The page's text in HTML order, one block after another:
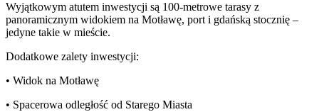
Wyjątkowym atutem inwestycji są 100-metrowe tarasy z
panoramicznym widokiem na Motławę, port i gdańską stocznię –
jedyne takie w mieście.
Dodatkowe zalety inwestycji:
• Widok na Motławę
• Spacerowa odległość od Starego Miasta